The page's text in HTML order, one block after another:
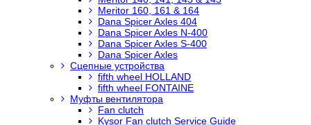
Meritor 160, 161 & 164
Dana Spicer Axles 404
Dana Spicer Axles N-400
Dana Spicer Axles S-400
Dana Spicer Axles
Сцепные устройства
fifth wheel HOLLAND
fifth wheel FONTAINE
Муфты вентилятора
Fan clutch
Kysor Fan clutch Service Guide